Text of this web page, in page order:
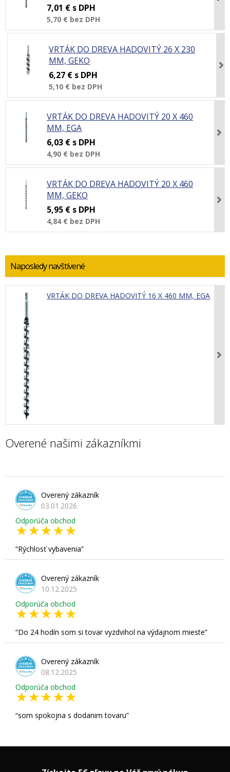
7,01 € s DPH
5,70 € bez DPH
VRTÁK DO DREVA HADOVITÝ 26 X 230
MM, GEKO
6,27 € s DPH
5,10 € bez DPH
VRTÁK DO DREVA HADOVITÝ 20 X 460
MM, EGA
6,03 € s DPH
4,90 € bez DPH
VRTÁK DO DREVA HADOVITÝ 20 X 460
MM, GEKO
5,95 € s DPH
4,84 € bez DPH
Naposledy navštívené
VRTÁK DO DREVA HADOVITÝ 16 X 460 MM, EGA
Overené našimi zákazníkmi
Overený zákazník
03.01.2026
Odporúča obchod
Rýchlosť vybavenia
Overený zákazník
10.12.2025
Odporúča obchod
Do 24 hodín som si tovar vyzdvihol na výdajnom mieste
Overený zákazník
08.12.2025
Odporúča obchod
som spokojna s dodanim tovaru